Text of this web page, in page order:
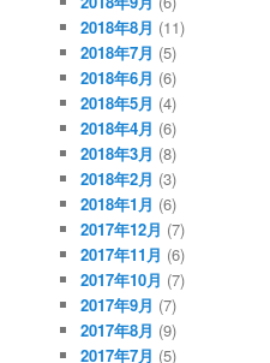
2018年8月 (11)
2018年7月 (5)
2018年6月 (6)
2018年5月 (4)
2018年4月 (6)
2018年3月 (8)
2018年2月 (3)
2018年1月 (6)
2017年12月 (7)
2017年11月 (6)
2017年10月 (7)
2017年9月 (7)
2017年8月 (9)
2017年7月 (5)